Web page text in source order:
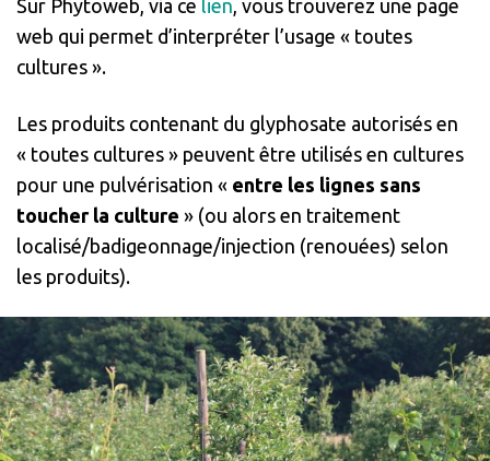
Sur Phytoweb, via ce lien , vous trouverez une page
web qui permet d’interpréter l’usage « toutes
cultures ».
Les produits contenant du glyphosate autorisés en
« toutes cultures » peuvent être utilisés en cultures
pour une pulvérisation « entre les lignes sans
toucher la culture » (ou alors en traitement
localisé/badigeonnage/injection (renouées) selon
les produits).